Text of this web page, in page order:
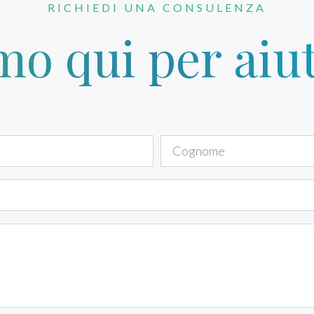
RICHIEDI UNA CONSULENZA
qui per